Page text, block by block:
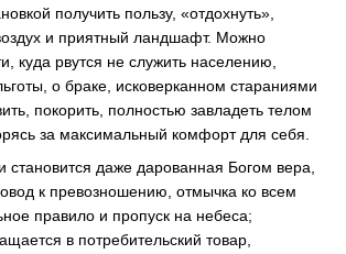
получить пользу, «отдохнуть»,
и приятный ландшафт. Можно
куда рвутся не служить населению,
о браке, исковерканном стараниями
покорить, полностью завладеть телом
за максимальный комфорт для себя.
становится даже дарованная Богом вера,
к превозношению, отмычка ко всем
правило и пропуск на небеса;
в потребительский товар,